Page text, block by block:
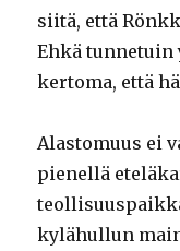
siitä, että
Ehkä
kertoma, että
Alastomuus ei
pienellä
kylähullun